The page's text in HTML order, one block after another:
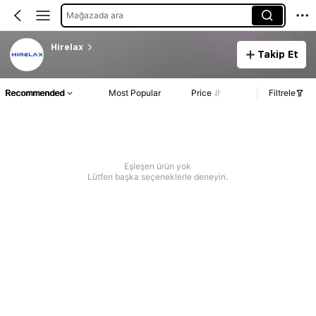
Mağazada ara
Hirelax
Takip Et
Recommended Most Popular Price Filtrele
Eşleşen ürün yok
Lütfen başka seçeneklerle deneyin.